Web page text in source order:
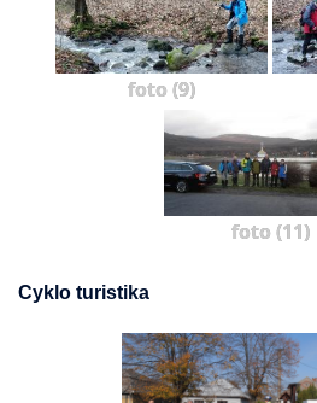
foto (9)
foto (11)
Cyklo turistika